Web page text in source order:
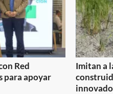
Red
para apoyar
Imitan a